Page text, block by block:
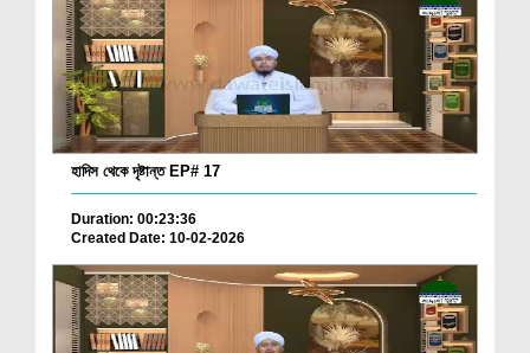
হাদিস থেকে দৃষ্টান্ত EP# 17
Duration: 00:23:36
Created Date: 10-02-2026